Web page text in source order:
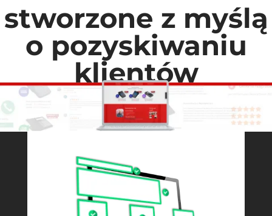
stworzone z myślą
o pozyskiwaniu
klientów